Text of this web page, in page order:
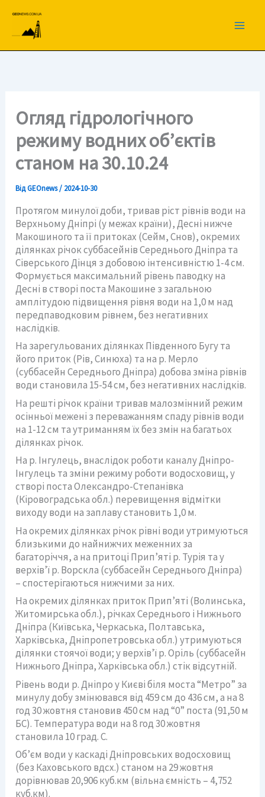
вмісту
Огляд гідрологічного
режиму водних об’єктів
станом на 30.10.24
ВідGEOnews/ 2024-10-30
Протягом минулої доби, тривав ріст рівнів води на
Верхньому Дніпрі (у межах країни), Десні нижче
Макошиного та її притоках (Сейм, Снов), окремих
ділянках річок суббасейнів Середнього Дніпра та
Сіверського Дінця з добовою інтенсивністю 1-4 см.
Формується максимальний рівень паводку на
Десні в створі поста Макошине з загальною
амплітудою підвищення рівня води на 1,0 м над
передпаводковим рівнем, без негативних
наслідків.
На зарегульованих ділянках Південного Бугу та
його приток (Рів, Синюха) та на р. Мерло
(суббасейн Середнього Дніпра) добова зміна рівнів
води становила 15-54 см, без негативних наслідків.
На решті річок країни тривав малозмінний режим
осінньої межені з переважанням спаду рівнів води
на 1-12 см та утриманням їх без змін на багатьох
ділянках річок.
На р. Інгулець, внаслідок роботи каналу Дніпро-
Інгулець та зміни режиму роботи водосховищ, у
створі поста Олександро-Степанівка
(Кіровоградська обл.) перевищення відмітки
виходу води на заплаву становить 1,0 м.
На окремих ділянках річок рівні води утримуються
близькими до найнижчих меженних за
багаторіччя, а на притоці Прип’яті р. Турія та у
верхів’ї р. Ворскла (суббасейн Середнього Дніпра)
– спостерігаються нижчими за них.
На окремих ділянках приток Прип’яті (Волинська,
Житомирська обл.), річках Середнього і Нижнього
Дніпра (Київська, Черкаська, Полтавська,
Харківська, Дніпропетровська обл.) утримуються
ділянки стоячої води; у верхів’ї р. Оріль (суббасейн
Нижнього Дніпра, Харківська обл.) стік відсутній.
Рівень води р. Дніпро у Києві біля моста “Метро” за
минулу добу змінювався від 459 см до 436 см, а на 8
год 30 жовтня становив 450 см над “0” поста (91,50 м
БС). Температура води на 8 год 30 жовтня
становила 10 град. С.
Об’єм води у каскаді Дніпровських водосховищ
(без Каховського вдсх.) станом на 29 жовтня
дорівнював 20,906 куб.км (вільна ємність – 4,752
куб.км).